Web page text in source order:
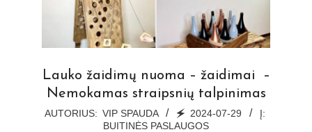
Lauko žaidimų nuoma – žaidimai –
Nemokamas straipsnių talpinimas
2024-
AUTORIUS: VIP SPAUDA 🗲 2024-07-29
Į:
BUITINĖS PASLAUGOS